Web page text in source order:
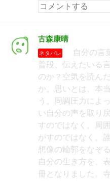
古森康晴
ネタバレ
自分の言
普段、伝えたいる
のか？空気を読ん
か。思いとは、本
う。同調圧力によ
い自分の声を取り
すのではなく。周
がすのではなく。
想像の輪郭をなぞ
自分の生き方を、
冊となりました。